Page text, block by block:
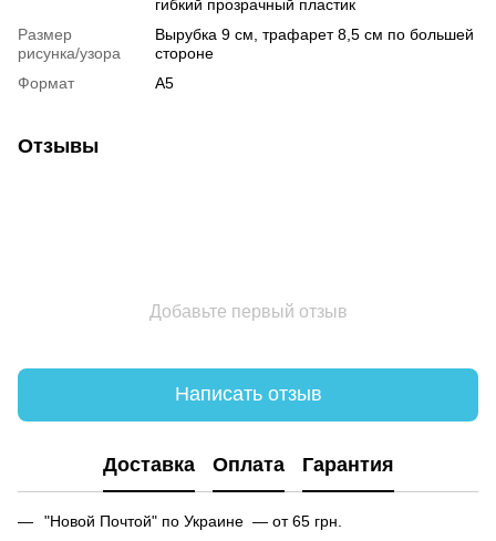
гибкий прозрачный пластик
Размер
рисунка/узора
Вырубка 9 см, трафарет 8,5 см по большей
стороне
Формат
А5
Отзывы
Добавьте первый отзыв
Написать отзыв
Доставка Оплата Гарантия
"Новой Почтой" по Украине — от 65 грн.